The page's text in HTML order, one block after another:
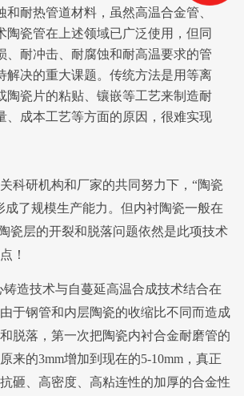
和耐热管道材料，虽然高温合金管、
陶瓷管在上述领域已广泛使用，但同
、耐冲击、耐腐蚀和耐高温要求的管
解决的重大课题。传统方法是用等离
陶瓷片的粘贴、镶嵌等工艺来制造耐
、成本工艺等方面的原因，很难实现
科研机构和厂家的共同努力下， “陶瓷
成了规模生产能力。但内衬陶瓷一般在
瓷层的开裂和脱落问题依然是此项技术
！
铸造技术与自蔓延高温合成技术结合在
于钢管和内层陶瓷的收缩比不同而造成
脱落，第一次把陶瓷内衬合金耐磨管的
来的3mm增加到现在的5-10mm ，真正
砸、高密度、高粘连性的加厚的合金性